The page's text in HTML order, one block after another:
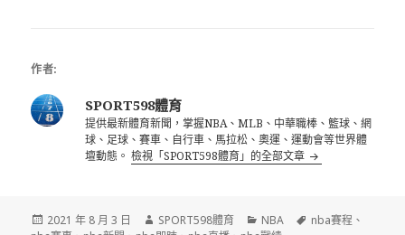
作者:
SPORT598體育
提供最新體育新聞，掌握NBA、MLB、中華職棒、籃球、網
球、足球、賽車、自行車、馬拉松、奧運、運動會等世界體
壇動態。檢視「SPORT598體育」的全部文章
發
2021 年 8 月 3 日
作
SPORT598體育
分
NBA
標
nba賽程 、